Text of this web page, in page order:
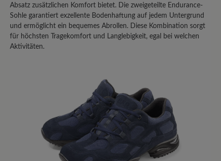
werden sollte, Vorsicht geboten! Da
gibt's kein Halten! ich hatte mir sogar
von einem "Mister-Minute-Shop" in
einem Kaufhaus eine "echte"
sind die Schuhe von Bär wirklich gut
verarbeitet, für mich immer passend
und in jedem Fall ihr Geld wert.
11. September 2025 11:06
Absatz zusätzlichen Komfort bietet. Die zweigeteilte Endurance-
Sohle garantiert exzellente Bodenhaftung auf jedem Untergrund
und ermöglicht ein bequemes Abrollen. Diese Kombination sorgt
für höchsten Tragekomfort und Langlebigkeit, egal bei welchen
Aktivitäten.